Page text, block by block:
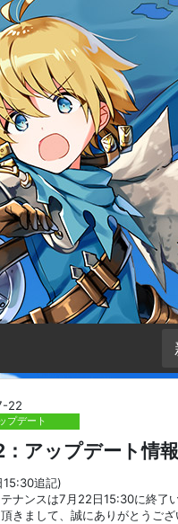
22
プデート
アップデート情
追記)
ナンスは7月22日15:30に終了
きまして、誠にありがとうござ